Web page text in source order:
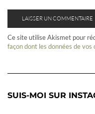
Ce site utilise Akismet pour
façon dont les données de
SUIS-MOI SUR